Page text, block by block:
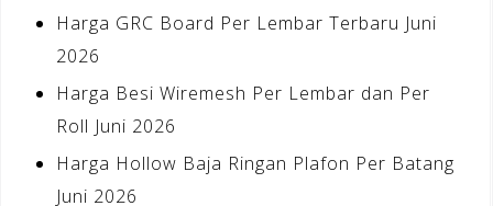
Harga GRC Board Per Lembar Terbaru Juni
2026
Harga Besi Wiremesh Per Lembar dan Per
Roll Juni 2026
Harga Hollow Baja Ringan Plafon Per Batang
Juni 2026